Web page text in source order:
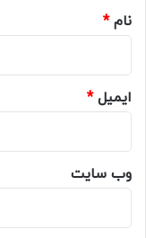
نام*
ایمیل*
وب‌ سایت